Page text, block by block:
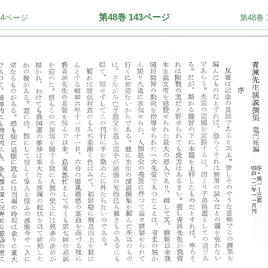
第48巻 143ページ